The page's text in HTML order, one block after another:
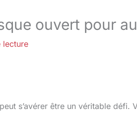
ouvert pour
lecture
s’avérer être un véritable défi.